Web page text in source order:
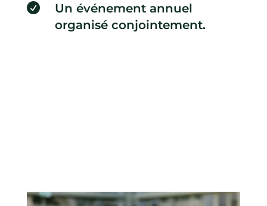

Un événement annuel
organisé conjointement.